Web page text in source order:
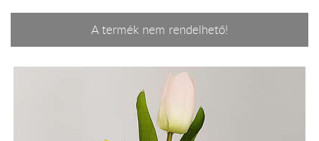
A termék nem rendelhető!